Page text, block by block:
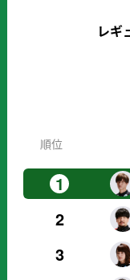
レギ
順位
1
2
3